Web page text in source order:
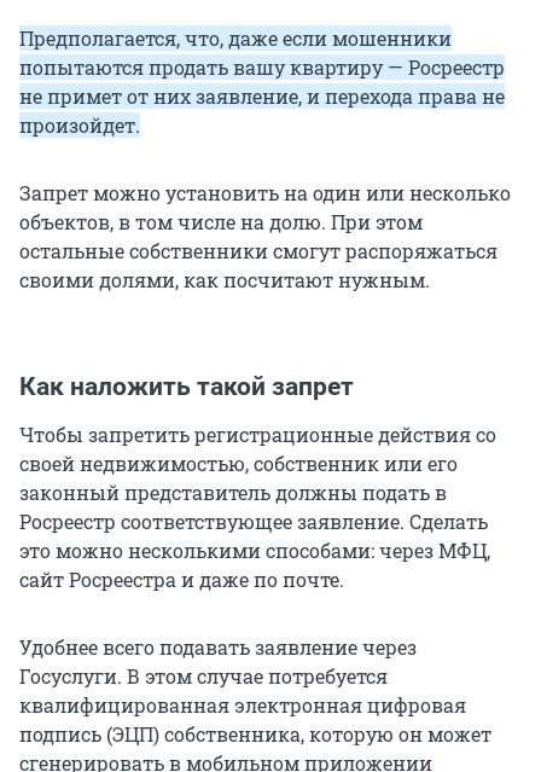
Предполагается, что, даже если мошенники
попытаются продать вашу квартиру — Росреестр
не примет от них заявление, и перехода права не
произойдет.
Запрет можно установить на один или несколько
объектов, в том числе на долю. При этом
остальные собственники смогут распоряжаться
своими долями, как посчитают нужным.
Как наложить такой запрет
Чтобы запретить регистрационные действия со
своей недвижимостью, собственник или его
законный представитель должны подать в
Росреестр соответствующее заявление. Сделать
это можно несколькими способами: через МФЦ,
сайт Росреестра и даже по почте.
Удобнее всего подавать заявление через
Госуслуги. В этом случае потребуется
квалифицированная электронная цифровая
подпись (ЭЦП) собственника, которую он может
сгенерировать в мобильном приложении